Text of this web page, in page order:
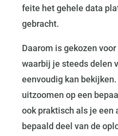
feite het gehele data
gebracht.
Daarom is gekozen voor
waarbij je steeds delen
eenvoudig kan
uitzoomen op een
ook praktisch als je een
bepaald deel van de